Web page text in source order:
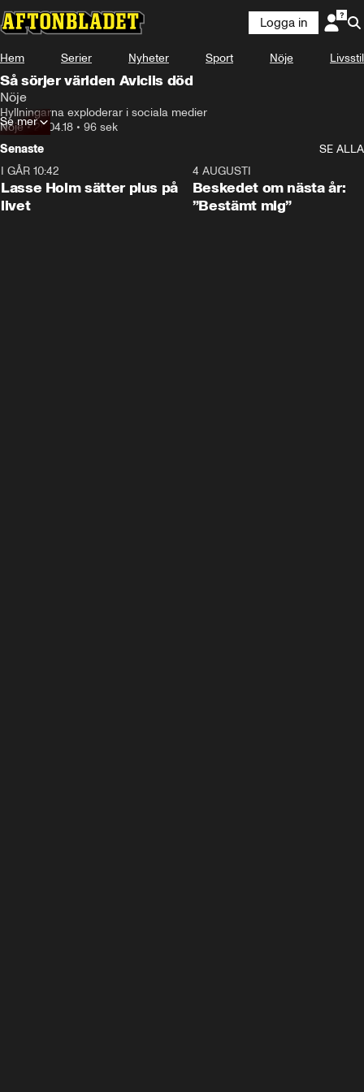
Logga in
Hem Serier Nyheter Sport Nöje Livsstil
Så sörjer världen Aviciis död
Nöje
Hyllningarna exploderar i sociala medier
Nöje•20.04.18 • 96 sek
Se mer
Senaste
SE ALLA
I GÅR 10:42
Lasse Holm sätter plus på
livet
4 AUGUSTI
Beskedet om nästa år:
”Bestämt mig”